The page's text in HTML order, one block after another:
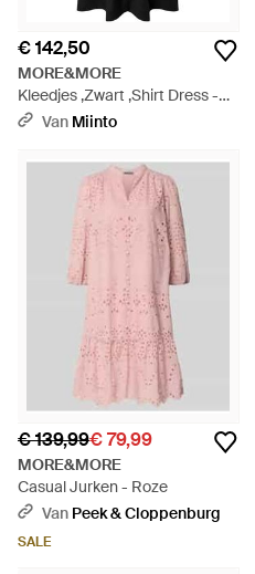
€ 142,50
MORE&MORE
Kleedjes ,Zwart ,Shirt Dress -
Zwart
Van Miinto
€ 139,99€ 79,99
MORE&MORE
Casual Jurken - Roze
Van Peek & Cloppenburg
SALE